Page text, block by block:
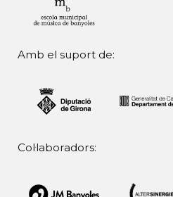
Amb el suport de:
Col·laboradors: